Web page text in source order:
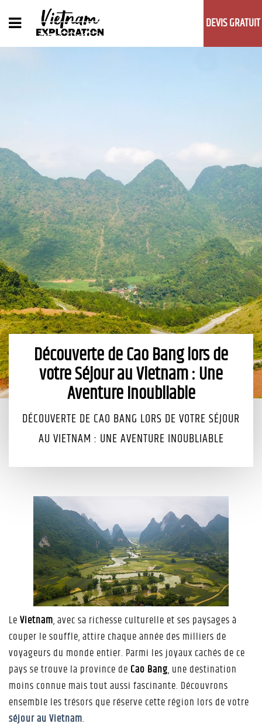
DEVIS GRATUIT
Découverte de Cao Bang lors de
votre Séjour au Vietnam : Une
Aventure Inoubliable
DÉCOUVERTE DE CAO BANG LORS DE VOTRE SÉJOUR
AU VIETNAM : UNE AVENTURE INOUBLIABLE
LeVietnam, avec sa richesse culturelle et ses paysages à
couper le souffle, attire chaque année des milliers de
voyageurs du monde entier. Parmi les joyaux cachés de ce
pays se trouve la province de Cao Bang, une destination
moins connue mais tout aussi fascinante. Découvrons
ensemble les trésors que réserve cette région lors de votre
séjour au Vietnam.